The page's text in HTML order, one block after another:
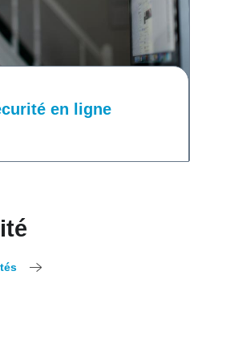
en ligne